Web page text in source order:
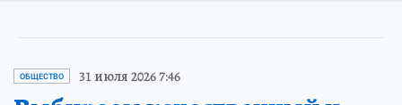
ОБЩЕСТВО 31 июля 2026 7:46